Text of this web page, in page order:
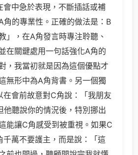
會中急於表現，不斷插話或補
角的專業性。正確的做法是：B
」，在A角發言時專注聆聽、
在關鍵處用一句話強化A角的
，我當初就是因為這個優點才
無形中為A角背書。另一個獨
在會前故意對C角說：「我朋友
他聽說你的情況後，特別挪出
能讓C角感受到被重視。如果C
千萬不要護主，而是說：「這